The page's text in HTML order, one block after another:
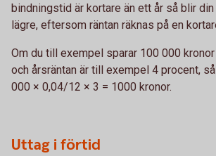
bindningstid är kortare än ett år så blir
lägre, eftersom räntan räknas på en
Om du till exempel sparar 100 000
och årsräntan är till exempel 4 procent,
000 × 0,04/12 × 3 = 1000 kronor.
Uttag i förtid